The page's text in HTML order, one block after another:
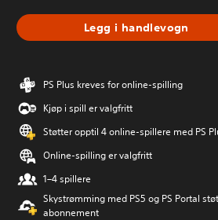
Legg i handlevogn
PS Plus kreves for online-spilling
Kjøp i spill er valgfritt
Støtter opptil 4 online-spillere med PS
Online-spilling er valgfritt
1–4 spillere
Skystrømming med PS5 og PS Portal
abonnement